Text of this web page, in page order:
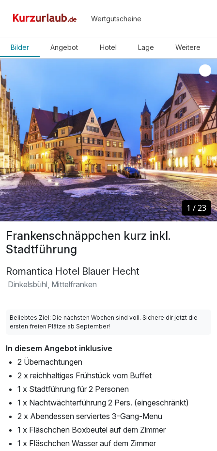
Wertgutscheine
Bilder Angebot Hotel Lage Weitere
Frankenschnäppchen kurz inkl.
Stadtführung
Romantica Hotel Blauer Hecht
Dinkelsbühl, Mittelfranken
1 /23
1 /23
Beliebtes Ziel: Die nächsten Wochen sind voll. Sichere dir jetzt die
ersten freien Plätze ab September!
In diesem Angebot inklusive
2 Übernachtungen
2 x reichhaltiges Frühstück vom Buffet
1 x Stadtführung für 2 Personen
1 x Nachtwächterführung 2 Pers. (eingeschränkt)
2 x Abendessen serviertes 3-Gang-Menu
1 x Fläschchen Boxbeutel auf dem Zimmer
1 x Fläschchen Wasser auf dem Zimmer